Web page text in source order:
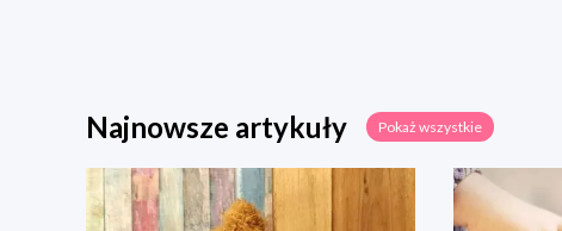
Najnowsze artykuły Pokaż wszystkie